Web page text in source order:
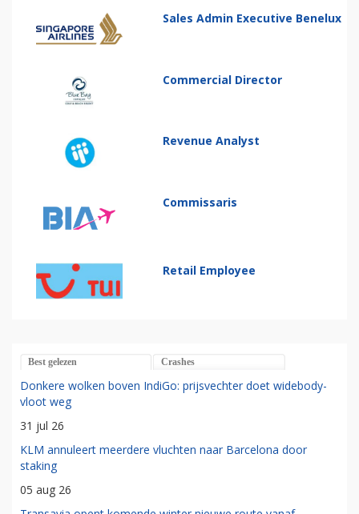
Sales Admin Executive Benelux
Commercial Director
Revenue Analyst
Commissaris
Retail Employee
Best gelezen Crashes
Donkere wolken boven IndiGo: prijsvechter doet widebody-
vloot weg
31 jul 26
KLM annuleert meerdere vluchten naar Barcelona door
staking
05 aug 26